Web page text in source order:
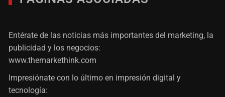
Entérate de las noticias más importantes del marketing, la
publicidad y los negocios:
www.themarkethink.com
Impresiónate con lo último en impresión digital y
tecnología: